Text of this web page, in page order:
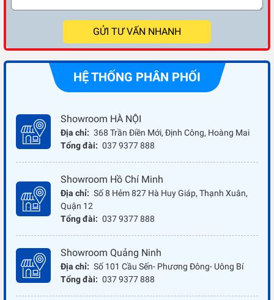
GỬI TƯ VẤN NHANH
HỆ THỐNG PHÂN PHỐI
Showroom HÀ NỘI
Địa chỉ: 368 Trần Điền Mới, Định Công, Hoàng Mai
Tổng đài: 037 9377 888
Showroom Hồ Chí Minh
Địa chỉ: Số 8 Hẻm 827 Hà Huy Giáp, Thạnh Xuân,
Quận 12
Tổng đài: 037 9377 888
Showroom Quảng Ninh
Địa chỉ: Số 101 Cầu Sến- Phương Đông- Uông Bí
Tổng đài: 037 9377 888